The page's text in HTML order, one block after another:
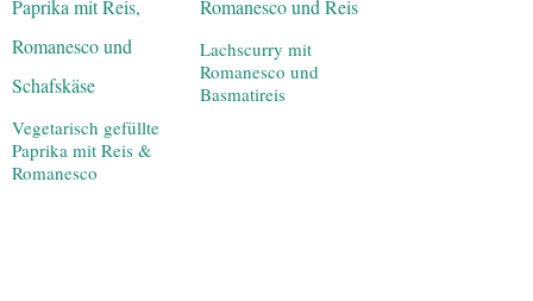
Vegetarisch gefüllte
Paprika mit Reis &
Romanesco
Lachscurry mit
Romanesco und
Basmatireis